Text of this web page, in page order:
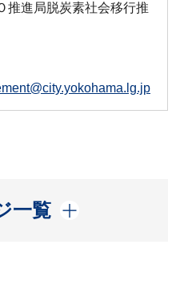
推進局脱炭素社会移行推
一覧
く